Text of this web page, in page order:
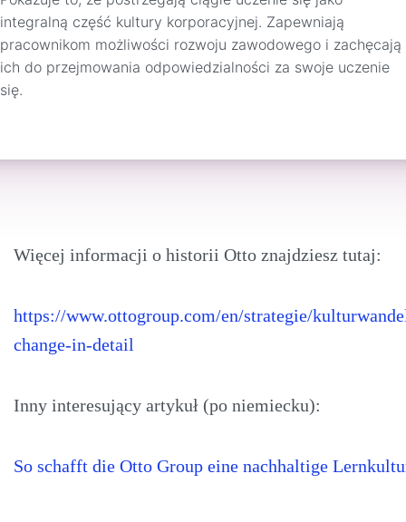
integralną część kultury korporacyjnej. Zapewniają
pracownikom możliwości rozwoju zawodowego i zachęcają
ich do przejmowania odpowiedzialności za swoje uczenie
się.
Więcej informacji o historii Otto znajdziesz tutaj:
https://www.ottogroup.com/en/strategie/
change-in-detail
Inny interesujący artykuł (po niemiecku):
So schafft die Otto Group eine nachhaltige